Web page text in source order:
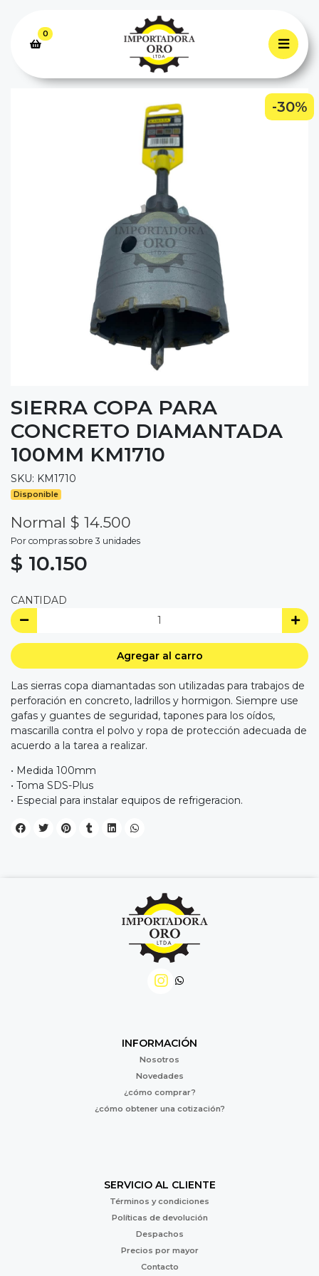
0
-30%
SIERRA COPA PARA
CONCRETO DIAMANTADA
100MM KM1710
SKU: KM1710
Disponible
Normal $ 14.500
Por compras sobre 3 unidades
$ 10.150
CANTIDAD
Agregar al carro
Las sierras copa diamantadas son utilizadas para trabajos de
perforación en concreto, ladrillos y hormigon. Siempre use
gafas y guantes de seguridad, tapones para los oídos,
mascarilla contra el polvo y ropa de protección adecuada de
acuerdo a la tarea a realizar.
• Medida 100mm
• Toma SDS-Plus
• Especial para instalar equipos de refrigeracion.
INFORMACIÓN
Nosotros
Novedades
¿cómo comprar?
¿cómo obtener una cotización?
SERVICIO AL CLIENTE
Términos y condiciones
Políticas de devolución
Despachos
Precios por mayor
Contacto